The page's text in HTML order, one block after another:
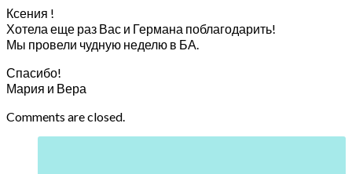
Ксения !
Хотела еще раз Вас и Германа поблагодарить!
Мы провели чудную неделю в БА.
Спасибо!
Мария и Вера
Comments are closed.